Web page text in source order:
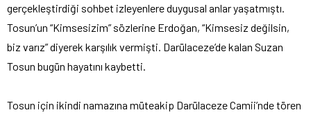
gerçekleştirdiği sohbet izleyenlere duygusal anlar yaşatmıştı.
Tosun’un “Kimsesizim” sözlerine Erdoğan, “Kimsesiz değilsin,
biz varız” diyerek karşılık vermişti. Darülaceze’de kalan Suzan
Tosun bugün hayatını kaybetti.
Tosun için ikindi namazına müteakip Darülaceze Camii’nde tören